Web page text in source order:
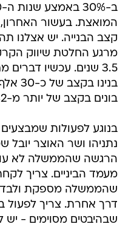
המואצת. בעשור
קצב הבנייה. יש אצלנו
מרגע החלטת שיווק
בונים בקצב של יותר מ-42 אלף דירות בשנה".
בנוגע לפעולות
נתניהו ושר האוצר יובל
הרגשה שהממשלה לא
מעמד הביניים. צריך
שהממשלה מספקת
דרך אחרת. צריך לפעול
שבהיבטים מסוימים -